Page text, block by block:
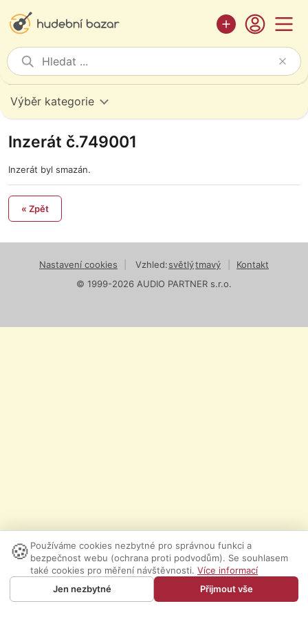
Výběr kategorie
Inzerát č.749001
Inzerát byl smazán.
« Zpět
Nastavení cookies Vzhled:světlýtmavý
Kontakt
© 1999-2026 AUDIO PARTNER s.r.o.
🍪 Používáme cookies nezbytné pro správnou funkci a
bezpečnost webu (ochrana proti podvodům). Se souhlasem
také cookies pro měření návštěvnosti. Více informací
Jen nezbytné
Přijmout vše